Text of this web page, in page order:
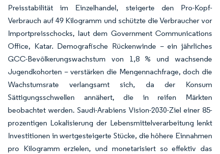
Preisstabilität im Einzelhandel, steigerte den Pro-Kopf-
Verbrauch auf 49 Kilogramm und schützte die Verbraucher vor
Importpreisschocks, laut dem Government Communications
Office, Katar. Demografische Rückenwinde – ein jährliches
GCC-Bevölkerungswachstum von 1,8 % und wachsende
Jugendkohorten – verstärken die Mengennachfrage, doch die
Wachstumsrate verlangsamt sich, da der Konsum
Sättigungsschwellen annähert, die in reifen Märkten
beobachtet werden. Saudi-Arabiens Vision-2030-Ziel einer 85-
prozentigen Lokalisierung der Lebensmittelverarbeitung lenkt
Investitionen in wertgesteigerte Stücke, die höhere Einnahmen
pro Kilogramm erzielen, und monetarisiert so effektiv das